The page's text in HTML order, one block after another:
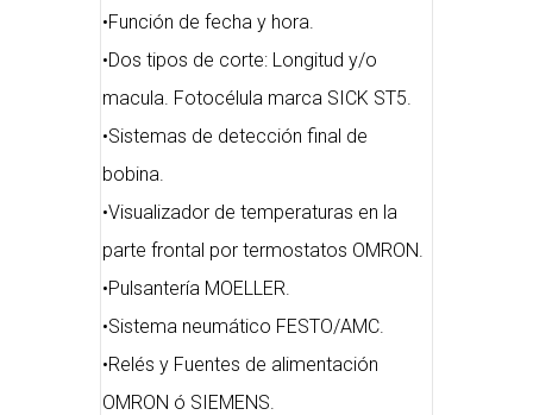
•Función de fecha y hora.
•Dos tipos de corte: Longitud y/o
macula. Fotocélula marca SICK ST5.
•Sistemas de detección final de
bobina.
•Visualizador de temperaturas en la
parte frontal por termostatos OMRON.
•Pulsantería MOELLER.
•Sistema neumático FESTO/AMC.
•Relés y Fuentes de alimentación
OMRON ó SIEMENS.